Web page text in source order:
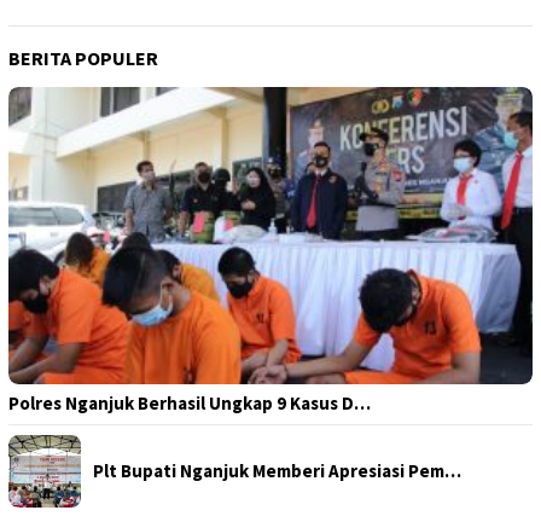
BERITA POPULER
Polres Nganjuk Berhasil Ungkap 9 Kasus D…
Plt Bupati Nganjuk Memberi Apresiasi Pem…